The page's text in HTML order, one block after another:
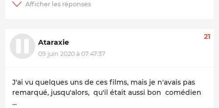
Ataraxie
09 juin 2020 à 07:47:37
21
J'ai vu quelques uns de ces films, mais je n'avais pas
remarqué, jusqu'alors, qu'il était aussi bon comédien
...